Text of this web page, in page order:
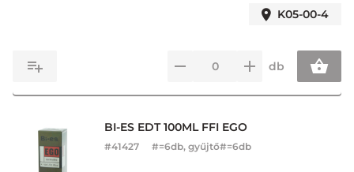
K05-00-4
db
BI-ES EDT 100ML FFI EGO
#41427 #=6db, gyűjtő#=6db